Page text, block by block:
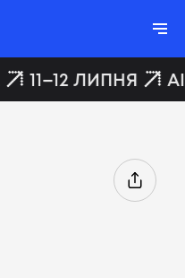
11–12 ЛИПНЯ